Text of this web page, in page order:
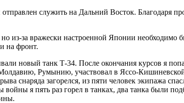
служить на Дальний Восток. Благодаря
из-за вражески настроенной Япо­нии
на фронт.
новый танк Т-34. После окончания курсов я
Румы­нию, участвовал в Яссо-
снаряда загорелся, из пяти человек экипажа
я пять раз горел в тан­ках, два танка были